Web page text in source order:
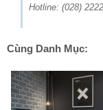
Hotline: (028)
Cùng Danh Mục: